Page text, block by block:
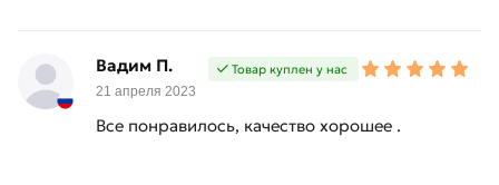
Вадим П.
21 апреля 2023
Товар куплен у нас
Все понравилось, качество хорошее .